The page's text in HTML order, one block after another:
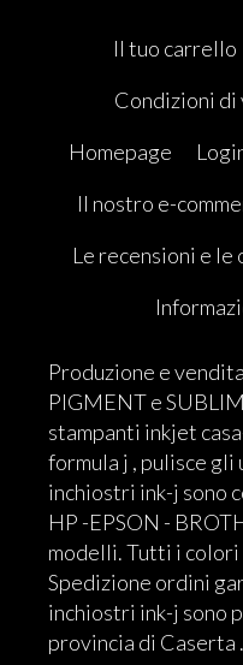
Il tuo carrello
Condizioni di
Homepage
Il nostro e-
Le recensioni e
Produzione e
PIGMENT e
stampanti inkjet
formula j , pulisce gli
inchiostri ink-j sono
HP -EPSON -
modelli. Tutti i
Spedizione ordini
inchiostri ink-j sono
provincia di Caserta